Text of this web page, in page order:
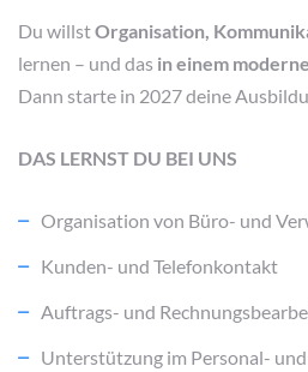
Du willstOrganisation,
lernen – und das in einem
Dann starte in 2027 deine
DAS LERNST DU BEI UNS
Organisation von Büro- und
Kunden- und Telefonkontakt
Auftrags- und
Unterstützung im Personal-